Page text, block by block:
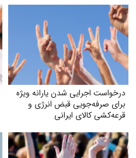
درخواست اجرایی شدن یارانه ویژه
برای صرفه‌جویی قبض انرژی و
قرعه‌کشی کالای ایرانی